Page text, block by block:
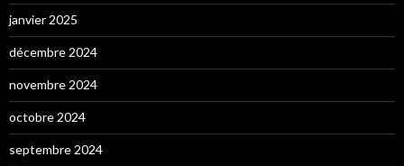
janvier 2025
décembre 2024
novembre 2024
octobre 2024
septembre 2024